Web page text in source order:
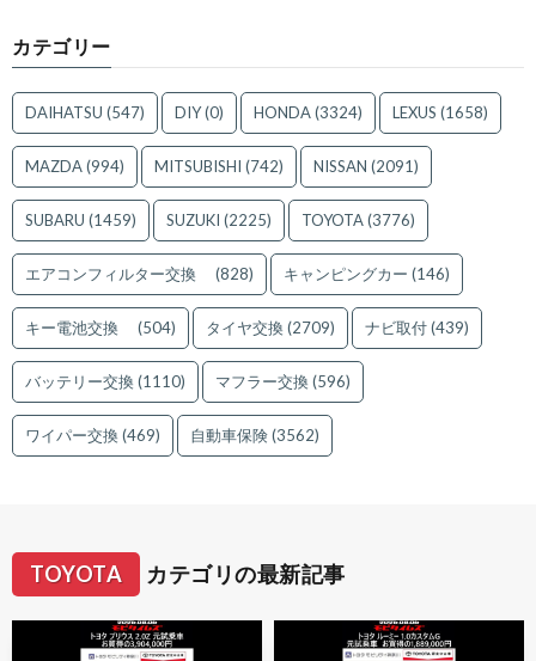
カテゴリー
DAIHATSU (547) DIY(0) HONDA(3324) LEXUS (1658)
MAZDA(994) MITSUBISHI (742) NISSAN (2091)
SUBARU (1459) SUZUKI (2225) TOYOTA(3776)
エアコンフィルター交換 (828) キャンピングカー (146)
キー電池交換 (504) タイヤ交換(2709) ナビ取付(439)
バッテリー交換(1110) マフラー交換(596)
ワイパー交換(469) 自動車保険(3562)
TOYOTA カテゴリの最新記事